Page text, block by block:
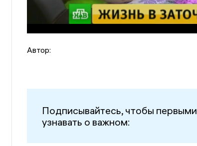
Автор:
Подписывайтесь, чтобы первыми
узнавать о важном: